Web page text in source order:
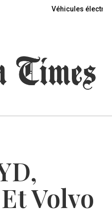
Véhicules
Volvo